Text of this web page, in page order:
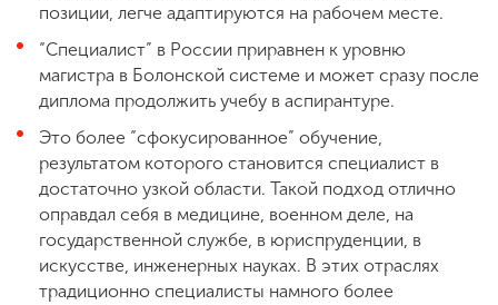
позиции, легче адаптируются на рабочем месте.
“Специалист” в России приравнен к уровню
магистра в Болонской системе и может сразу после
диплома продолжить учебу в аспирантуре.
Это более “сфокусированное” обучение,
результатом которого становится специалист в
достаточно узкой области. Такой подход отлично
оправдал себя в медицине, военном деле, на
государственной службе, в юриспруденции, в
искусстве, инженерных науках. В этих отраслях
традиционно специалисты намного более